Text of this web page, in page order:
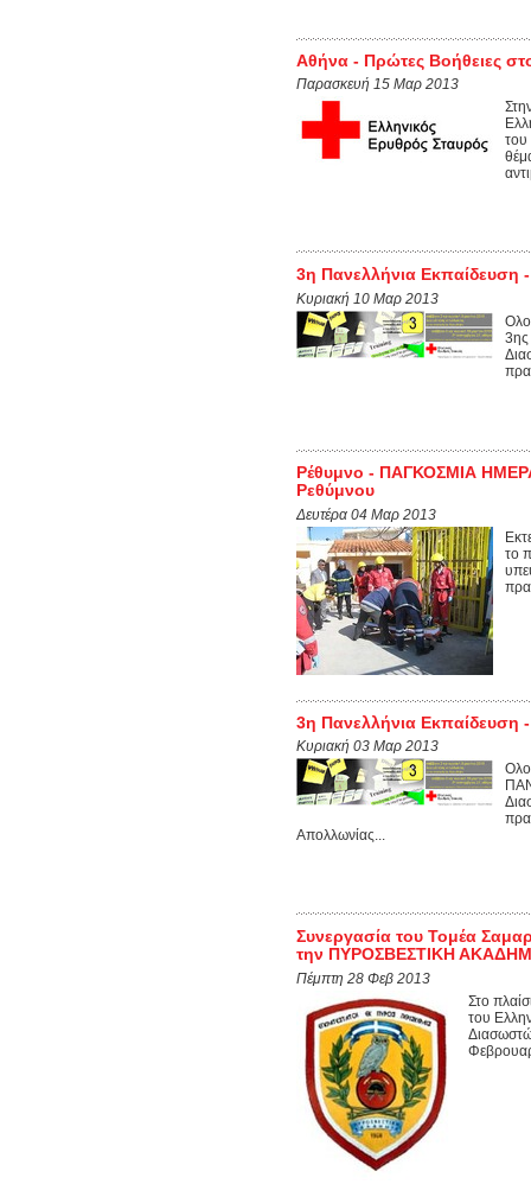
Αθήνα - Πρώτες Βοήθειες
Παρασκευή 15 Μαρ 2013
του
3η Πανελλήνια Εκπαίδευση
Κυριακή 10 Μαρ 2013
Ρέθυμνο - ΠΑΓΚΟΣΜΙΑ
Ρεθύμνου
Δευτέρα 04 Μαρ 2013
το
3η Πανελλήνια Εκπαίδευση
Κυριακή 03 Μαρ 2013
Απολλωνίας...
Συνεργασία του Τομέα
την ΠΥΡΟΣΒΕΣΤΙΚΗ
Πέμπτη 28 Φεβ 2013
Στο
του